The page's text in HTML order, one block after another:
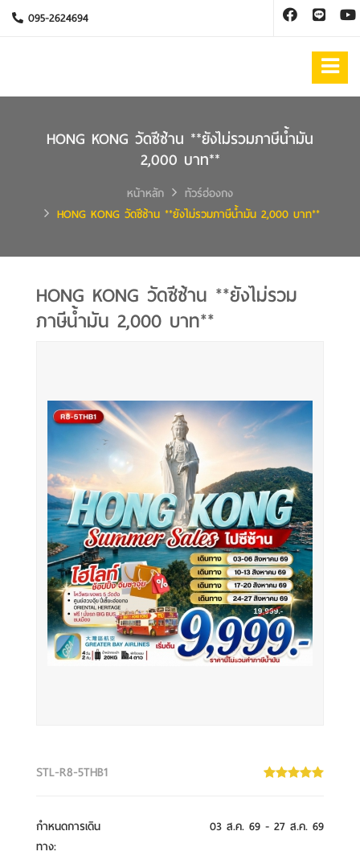
095-2624694
HONG KONG วัดซีซ้าน **ยังไม่รวมภาษีน้ำมัน
2,000 บาท**
หน้าหลัก
ทัวร์ฮ่องกง
HONG KONG วัดซีซ้าน **ยังไม่รวมภาษีน้ำมัน 2,000 บาท**
HONG KONG วัดซีซ้าน **ยังไม่รวม
ภาษีน้ำมัน 2,000 บาท**
STL-R8-5THB1
กำหนดการเดิน
ทาง:
03 ส.ค. 69 - 27 ส.ค. 69